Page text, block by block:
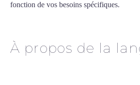
fonction de vos besoins spécifiques.
À propos de la